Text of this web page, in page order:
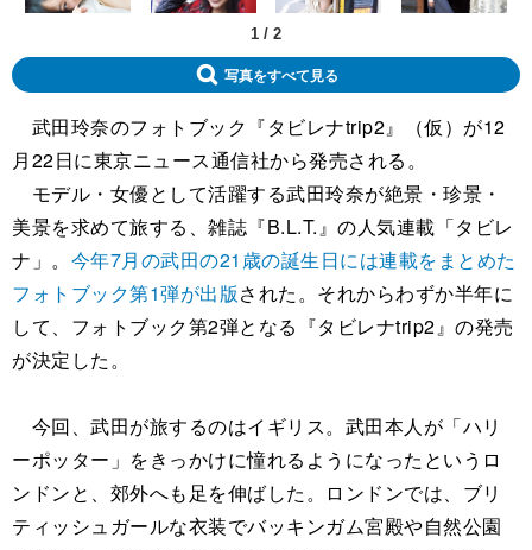
1 / 2
写真をすべて見る
武田玲奈のフォトブック『タビレナtrip2』（仮）が12
月22日に東京ニュース通信社から発売される。
モデル・女優として活躍する武田玲奈が絶景・珍景・
美景を求めて旅する、雑誌『B.L.T.』の人気連載「タビレ
ナ」。 今年7月の武田の21歳の誕生日には連載をまとめた
フォトブック第1弾が出版された。それからわずか半年に
して、フォトブック第2弾となる『タビレナtrip2』の発売
が決定した。
今回、武田が旅するのはイギリス。武田本人が「ハリ
ーポッター」をきっかけに憧れるようになったというロ
ンドンと、郊外へも足を伸ばした。ロンドンでは、ブリ
ティッシュガールな衣装でバッキンガム宮殿や自然公園